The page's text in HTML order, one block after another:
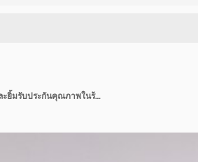
บาริสต้าชายหนุ่มในผ้ากันเปื้อนสีน้ำเงินแสดงสัญลักษณ์ OK และยิ้มรับประกันคุณภาพในร้านกาแฟที่ยืนอยู่เหนือพื้นหลังสีขาว